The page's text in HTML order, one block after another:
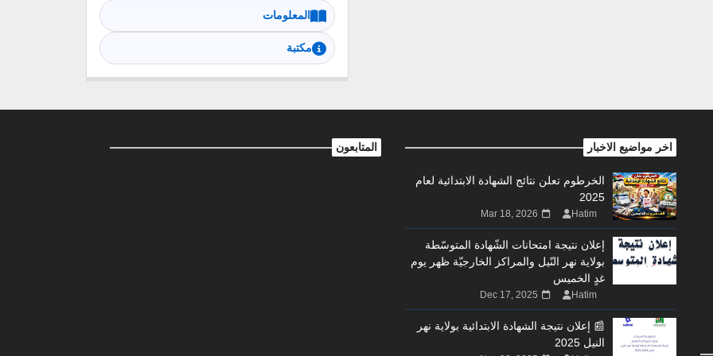
المعلومات
مكتبة
اخر مواضيع الاخبار
الخرطوم تعلن نتائج الشهادة الابتدائية لعام
2025
Hatim
Mar 18, 2026
إعلان نتيجة امتحانات الشّهادة المتوسّطة
بولاية نهر النّيل والمراكز الخارجيّة ظهر يوم
غدٍ الخميس
Hatim
Dec 17, 2025
📰 إعلان نتيجة الشهادة الابتدائية بولاية نهر
النيل 2025
المتابعون